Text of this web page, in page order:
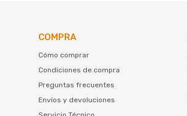
COMPRA
Cómo comprar
Condiciones de compra
Preguntas frecuentes
Envíos y devoluciones